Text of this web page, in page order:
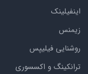
اینفیلینک
زیمنس
روشنایی فیلیپس
ترانکینگ و اکسسوری